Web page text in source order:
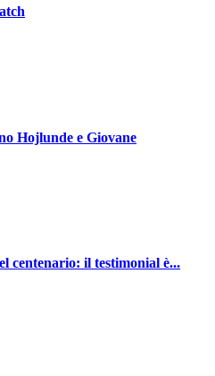
Hojlunde e Giovane
centenario: il testimonial è...